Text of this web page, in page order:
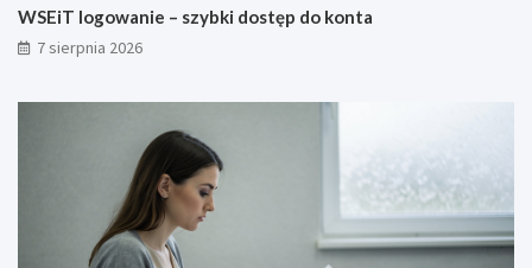
WSEiT logowanie – szybki dostęp do konta
7 sierpnia 2026